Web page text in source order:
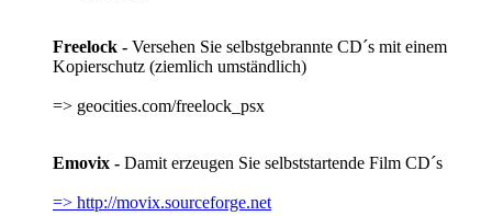
Freelock - Versehen Sie selbstgebrannte CD´s mit einem
Kopierschutz (ziemlich umständlich)
=> geocities.com/freelock_psx
Emovix - Damit erzeugen Sie selbststartende Film CD´s
=> http://movix.sourceforge.net